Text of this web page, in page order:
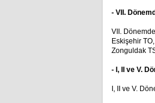
- VII.
VII.
Eskişehir
Zonguldak
- I, II ve V.
I, II ve V.